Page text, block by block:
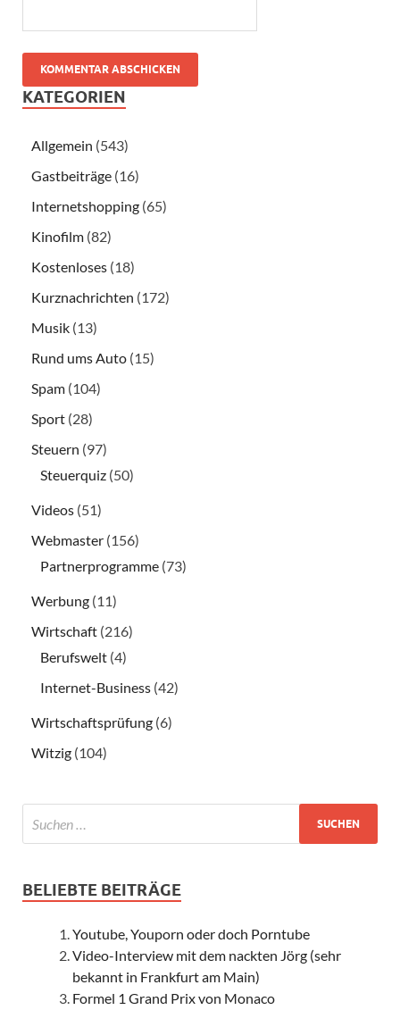
KATEGORIEN
Allgemein (543)
Gastbeiträge (16)
Internetshopping (65)
Kinofilm (82)
Kostenloses (18)
Kurznachrichten (172)
Musik (13)
Rund ums Auto (15)
Spam (104)
Sport (28)
Steuern (97)
Steuerquiz (50)
Videos (51)
Webmaster (156)
Partnerprogramme (73)
Werbung (11)
Wirtschaft (216)
Berufswelt (4)
Internet-Business (42)
Wirtschaftsprüfung (6)
Witzig (104)
BELIEBTE BEITRÄGE
Youtube, Youporn oder doch Porntube
Video-Interview mit dem nackten Jörg (sehr
bekannt in Frankfurt am Main)
Formel 1 Grand Prix von Monaco